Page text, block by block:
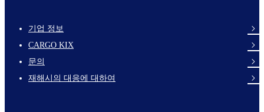
footer-
links-
en-
기업 정보
CARGO KIX
문의
재해시의 대응에 대하여